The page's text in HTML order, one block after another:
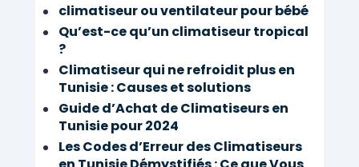
climatiseur ou ventilateur pour bébé
Qu’est-ce qu’un climatiseur tropical
?
Climatiseur qui ne refroidit plus en
Tunisie : Causes et solutions
Guide d’Achat de Climatiseurs en
Tunisie pour 2024
Les Codes d’Erreur des Climatiseurs